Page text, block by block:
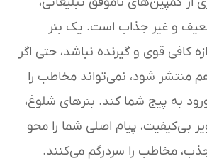
و غیر جذاب است. یک بنر
کافی قوی و گیرنده نباشد، حتی اگر
منتشر شود، نمی‌تواند مخاطب را
به پیج شما کند. بنرهای شلوغ،
بی‌کیفیت، پیام اصلی شما را محو
مخاطب را سردرگم می‌کنند.